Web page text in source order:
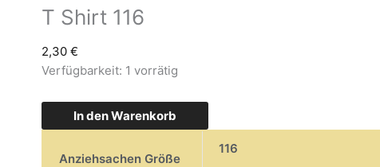
T Shirt 116
2,30 €
Verfügbarkeit: 1 vorrätig
In den Warenkorb
Anziehsachen Größe
116